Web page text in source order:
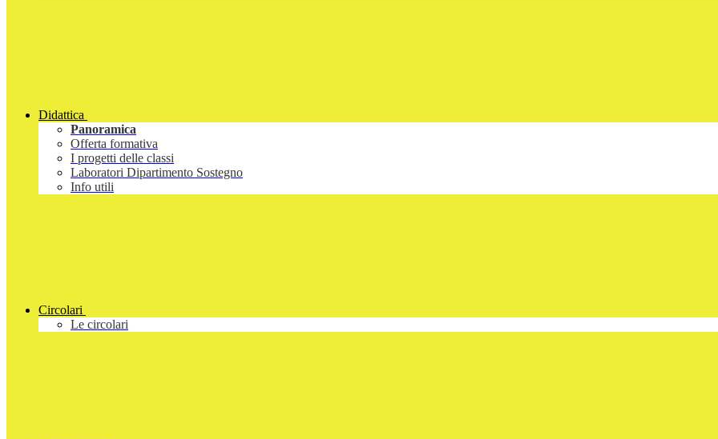
Didattica
Panoramica
Offerta formativa
I progetti delle classi
Laboratori Dipartimento Sostegno
Info utili
Circolari
Le circolari